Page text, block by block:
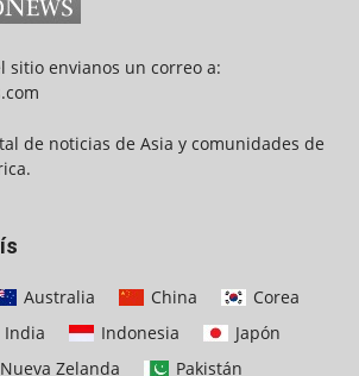
sitio envianos un correo a:
de noticias de Asia y comunidades de
Australia China
Corea
India Indonesia
Japón
Nueva Zelanda Pakistán